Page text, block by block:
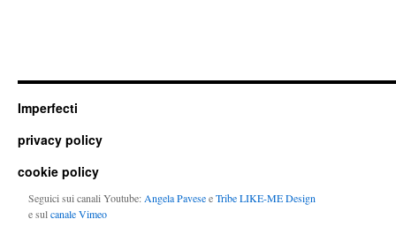
Imperfecti
privacy policy
cookie policy
Seguici sui canali Youtube: Angela PaveseeTribe LIKE-ME Design
e sulcanale Vimeo